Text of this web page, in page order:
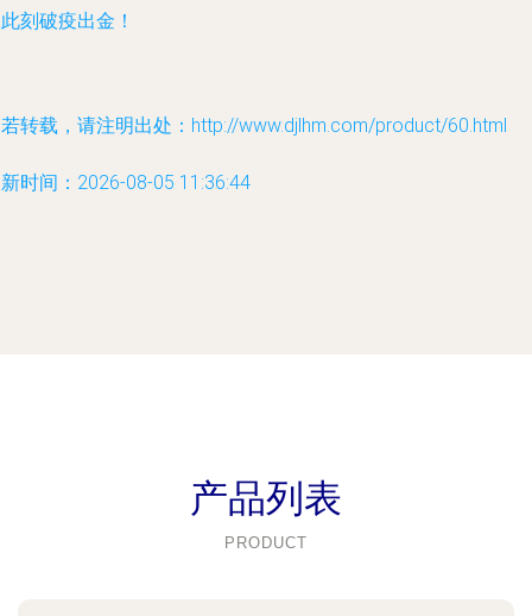
刻破疫出金！
转载，请注明出处：http://www.djlhm.com/product/60.html
时间：2026-08-05 11:36:44
产品列表
PRODUCT